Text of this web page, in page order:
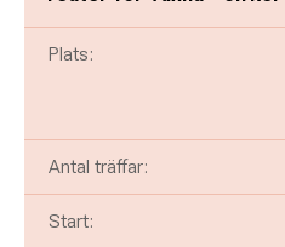
Plats:
Antal träffar:
Start: